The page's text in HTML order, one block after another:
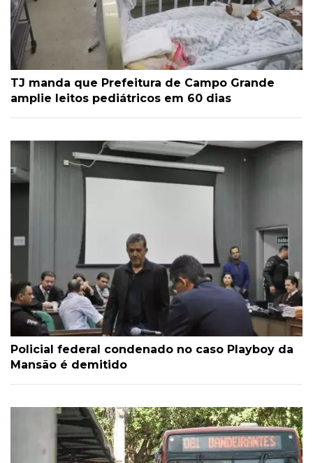
TJ manda que Prefeitura de Campo Grande
amplie leitos pediátricos em 60 dias
Policial federal condenado no caso Playboy da
Mansão é demitido